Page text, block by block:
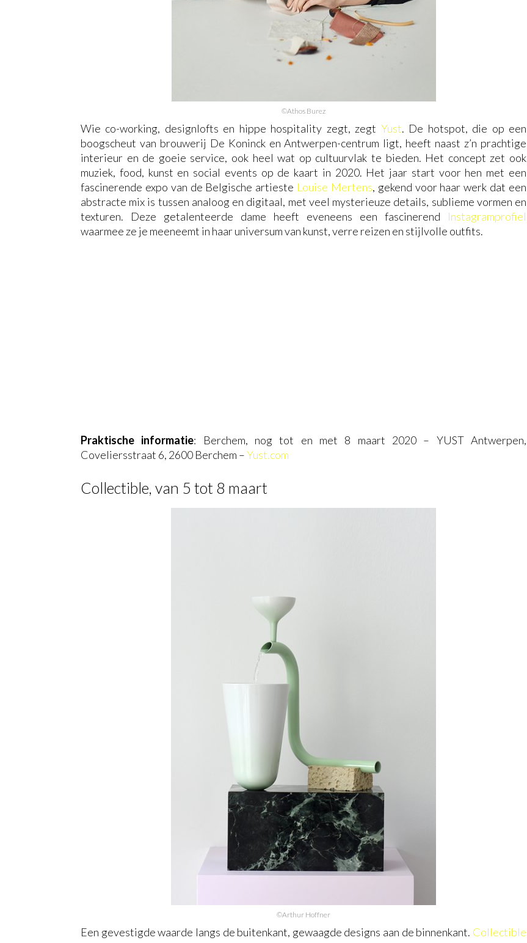
©Athos Burez
Wie co-working, designlofts en hippe hospitality zegt, zegt Yust. De hotspot, die op een
boogscheut van brouwerij De Koninck en Antwerpen-centrum ligt, heeft naast z’n prachtige
interieur en de goeie service, ook heel wat op cultuurvlak te bieden. Het concept zet ook
muziek, food, kunst en social events op de kaart in 2020. Het jaar start voor hen met een
fascinerende expo van de Belgische artieste Louise Mertens, gekend voor haar werk dat een
abstracte mix is tussen analoog en digitaal, met veel mysterieuze details, sublieme vormen en
texturen. Deze getalenteerde dame heeft eveneens een fascinerend Instagramprofiel
waarmee ze je meeneemt in haar universum van kunst, verre reizen en stijlvolle outfits.
Praktische informatie: Berchem, nog tot en met 8 maart 2020 – YUST Antwerpen,
Coveliersstraat 6, 2600 Berchem –Yust.com
Collectible, van 5 tot 8 maart
©Arthur Hoffner
Een gevestigde waarde langs de buitenkant, gewaagde designs aan de binnenkant. Collectible